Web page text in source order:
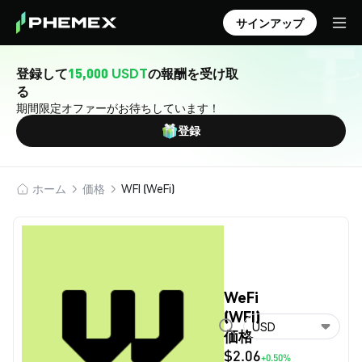
サインアップ
登録して15,000 USDTの報酬を受け取
る
期間限定オファーがお待ちしています！
登録
ホーム 価格 WFI (WeFi)
WeFi
(WFI)
価格
$2.06+0.50%
USD